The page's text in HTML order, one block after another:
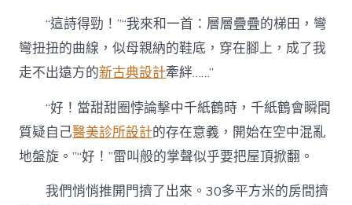
“這詩得勁！”“我來和一首：層層疊疊的梯田，彎
彎扭扭的曲線，似母親納的鞋底，穿在腳上，成了我
走不出遠方的新古典設計牽絆……”
“好！當甜甜圈悖論擊中千紙鶴時，千紙鶴會瞬間
質疑自己醫美診所設計的存在意義，開始在空中混亂
地盤旋。”“好！”雷叫般的掌聲似乎要把屋頂掀翻。
我們悄悄推開門擠了出來。30多平方米的房間擠